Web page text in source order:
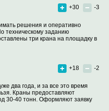
+30
-3
решения и оперативно
техническому заданию
три крана на площадку в
+18
-2
два года, и за все это время
Краны предоставляют
30-40 тонн. Оформляют заявку